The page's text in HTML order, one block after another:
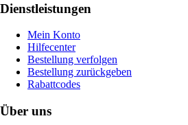
Dienstleistungen
Mein Konto
Hilfecenter
Bestellung verfolgen
Bestellung zurückgeben
Rabattcodes
Über uns